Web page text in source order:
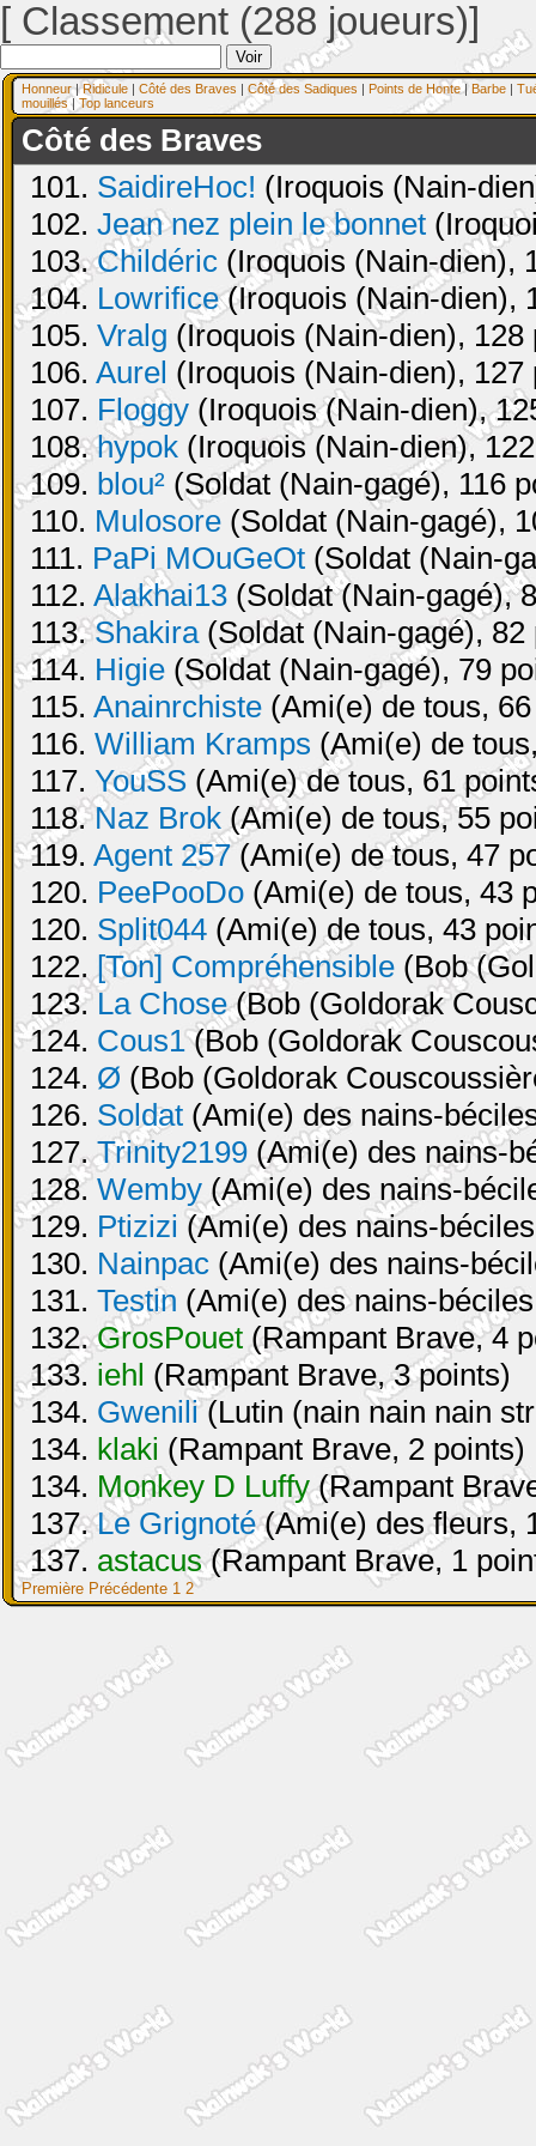
[ Classement (288 joueurs)]
Honneur|Ridicule | Côté des Braves | Côté des Sadiques | Points de Honte| Barbe |
mouillés| Top lanceurs
Côté des Braves
101. SaidireHoc! (Iroquois (Nain-
102. Jean nez plein le bonnet
103.Childéric (Iroquois (Nain-dien),
104. Lowrifice(Iroquois (Nain-dien),
105. Vralg (Iroquois (Nain-dien), 128
106. Aurel (Iroquois (Nain-dien), 127
107. Floggy (Iroquois (Nain-dien),
108.hypok (Iroquois (Nain-dien),
109. blou² (Soldat (Nain-gagé), 116
110. Mulosore (Soldat (Nain-gagé),
111. PaPi MOuGeOt (Soldat (Nain-
112. Alakhai13 (Soldat (Nain-gagé),
113.Shakira(Soldat (Nain-gagé), 82
114. Higie (Soldat (Nain-gagé), 79
115. Anainrchiste (Ami(e) de tous,
116. William Kramps (Ami(e) de
117. YouSS (Ami(e) de tous, 61
118.Naz Brok (Ami(e) de tous, 55
119. Agent 257(Ami(e) de tous, 47
120. PeePooDo (Ami(e) de tous, 43
120. Split044 (Ami(e) de tous, 43
122.[Ton] Compréhensible (Bob
123. La Chose(Bob (Goldorak
124. Cous1(Bob (Goldorak
124. Ø (Bob (Goldorak
126. Soldat (Ami(e) des nains-
127.Trinity2199 (Ami(e) des nains-
128. Wemby (Ami(e) des nains-
129. Ptizizi (Ami(e) des nains-
130. Nainpac (Ami(e) des nains-
131. Testin (Ami(e) des nains-
132.GrosPouet (Rampant Brave, 4
133. iehl (Rampant Brave, 3 points)
134. Gwenili(Lutin (nain nain nain
134. klaki (Rampant Brave, 2 points)
134. Monkey D Luffy(Rampant
137.Le Grignoté(Ami(e) des fleurs,
137. astacus(Rampant Brave, 1
Première Précédente 1 2